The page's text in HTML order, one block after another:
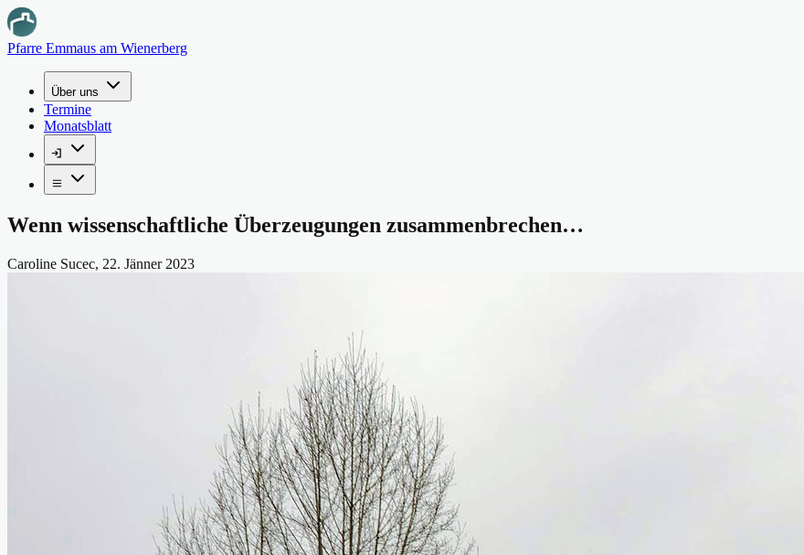
Pfarre Emmaus am Wienerberg
Über uns
Termine
Monatsblatt
Wenn wissenschaftliche Überzeugungen zusammenbrechen…
Caroline Sucec, 22. Jänner 2023